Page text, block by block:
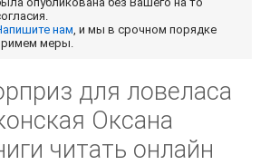
нам, и мы в срочном порядке
меры.
для ловеласа
Оксана
читать онлайн